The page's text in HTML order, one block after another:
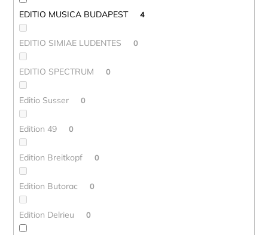
EDITIO MUSICA BUDAPEST 4
EDITIO SIMIAE LUDENTES 0
EDITIO SPECTRUM 0
Editio Susser 0
Edition 49 0
Edition Breitkopf 0
Edition Butorac 0
Edition Delrieu 0